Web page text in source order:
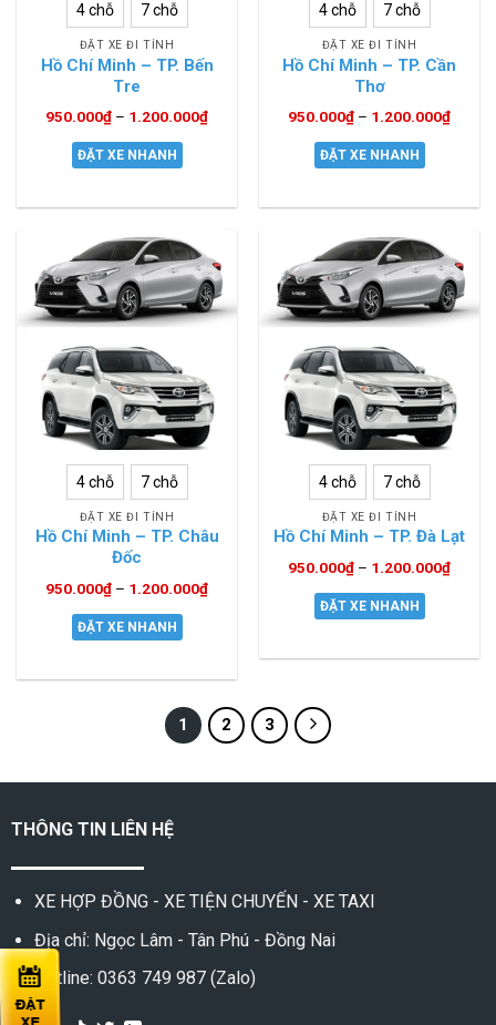
4 chỗ 7 chỗ
ĐẶT XE ĐI TỈNH
Hồ Chí Minh – TP. Bến
Tre
950.000₫ – 1.200.000₫
ĐẶT XE NHANH
4 chỗ 7 chỗ
ĐẶT XE ĐI TỈNH
Hồ Chí Minh – TP. Cần
Thơ
950.000₫ – 1.200.000₫
ĐẶT XE NHANH
4 chỗ 7 chỗ
ĐẶT XE ĐI TỈNH
Hồ Chí Minh – TP. Châu
Đốc
950.000₫ – 1.200.000₫
ĐẶT XE NHANH
4 chỗ 7 chỗ
ĐẶT XE ĐI TỈNH
Hồ Chí Minh – TP. Đà Lạt
950.000₫ – 1.200.000₫
ĐẶT XE NHANH
1 2 3
THÔNG TIN LIÊN HỆ
XE HỢP ĐỒNG - XE TIỆN CHUYẾN - XE TAXI
Địa chỉ: Ngọc Lâm - Tân Phú - Đồng Nai
Hotline: 0363 749 987 (Zalo)